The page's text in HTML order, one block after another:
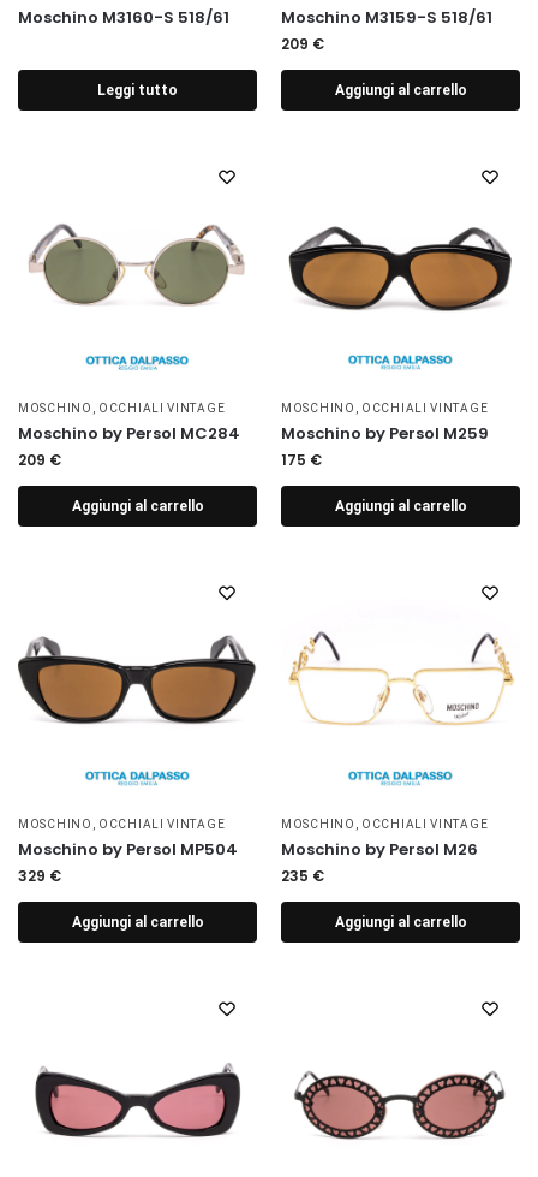
Moschino M3160-S 518/61
Leggi tutto
Moschino M3159-S 518/61
209 €
Aggiungi al carrello
MOSCHINO OCCHIALI VINTAGE
Moschino by Persol MC284
209 €
Aggiungi al carrello
MOSCHINO OCCHIALI VINTAGE
Moschino by Persol M259
175 €
Aggiungi al carrello
MOSCHINO OCCHIALI VINTAGE
Moschino by Persol MP504
329 €
Aggiungi al carrello
MOSCHINO OCCHIALI VINTAGE
Moschino by Persol M26
235 €
Aggiungi al carrello